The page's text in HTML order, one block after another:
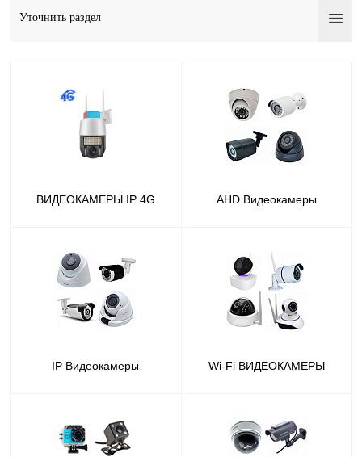
Уточнить раздел
ВИДЕОКАМЕРЫ IP 4G AHD Видеокамеры
IP Видеокамеры Wi-Fi ВИДЕОКАМЕРЫ